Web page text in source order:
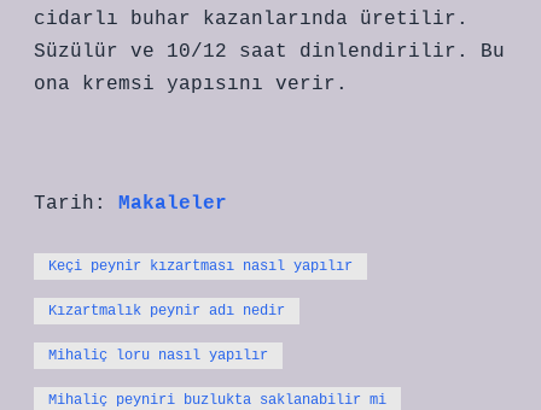
cidarlı buhar kazanlarında üretilir.
Süzülür ve 10/12 saat dinlendirilir. Bu
ona kremsi yapısını verir.
Tarih: Makaleler
Keçi peynir kızartması nasıl yapılır
Kızartmalık peynir adı nedir
Mihaliç loru nasıl yapılır
Mihaliç peyniri buzlukta saklanabilir mi